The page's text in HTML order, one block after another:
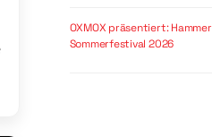
OXMOX präsentiert: Hammer
Sommerfestival 2026